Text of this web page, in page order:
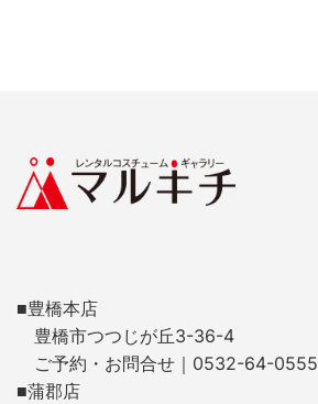
■豊橋本店
豊橋市つつじが丘3-36-4
ご予約・お問合せ｜0532-64-0555
■蒲郡店